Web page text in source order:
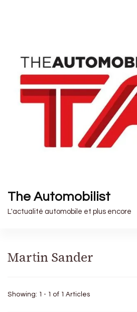
The Automobilist
L'actualité automobile et plus encore
Martin Sander
Showing: 1 - 1 of 1 Articles